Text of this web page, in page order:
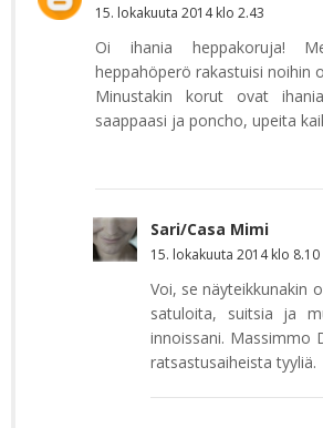
15. lokakuuta 2014 klo 2.43
Oi ihania heppakoruja!
heppahöperö rakastuisi noihin
Minustakin korut ovat
saappaasi ja poncho, upeita
Sari/Casa Mimi
15. lokakuuta 2014 klo 8.10
Voi, se näyteikkunakin
satuloita, suitsia ja
innoissani. Massimmo
ratsastusaiheista tyyliä.